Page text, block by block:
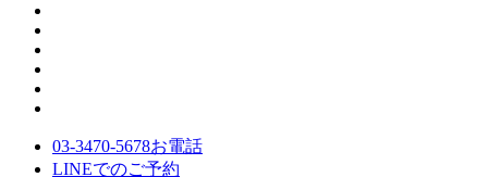
03-3470-5678お電話
LINEでのご予約